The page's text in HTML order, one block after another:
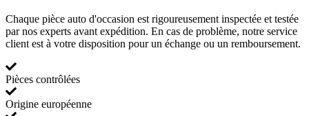
Chaque pièce auto d'occasion est rigoureusement inspectée et testée
par nos experts avant expédition. En cas de problème, notre service
client est à votre disposition pour un échange ou un remboursement.
Pièces contrôlées
Origine européenne